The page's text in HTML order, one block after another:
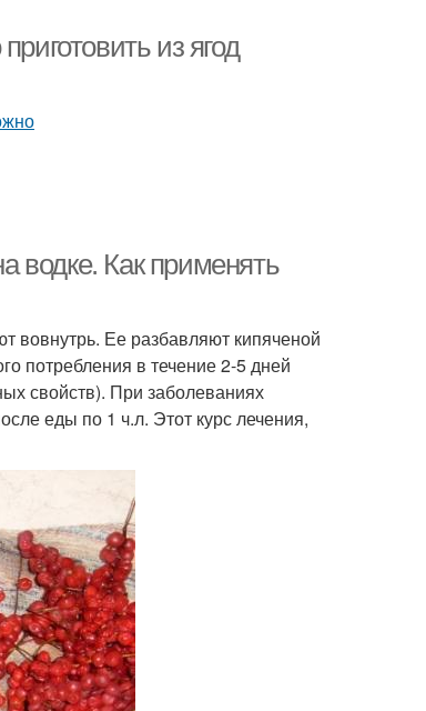
из ягод
водке. Как применять
вовнутрь. Ее разбавляют кипяченой
потребления в течение 2-5 дней
свойств). При заболеваниях
еды по 1 ч.л. Этот курс лечения,